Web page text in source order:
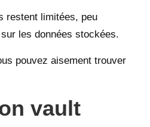
restent limitées, peu
les données stockées.
pouvez aisement trouver
vault